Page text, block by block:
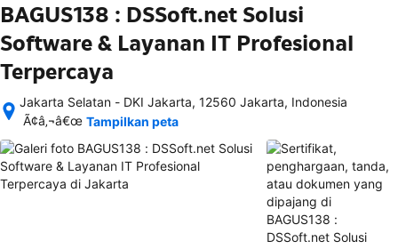
BAGUS138 : DSSoft.net Solusi
Software & Layanan IT Profesional
Terpercaya
Jakarta Selatan - DKI Jakarta, 12560 Jakarta, Indonesia
Setelah
semua
rincian
akomodasi
Ã¢â‚¬â€œ Tampilkan peta